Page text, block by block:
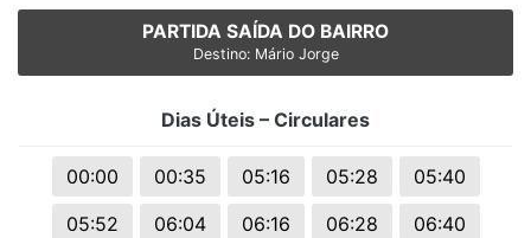
PARTIDA SAÍDA DO BAIRRO
Destino: Mário Jorge
Dias Úteis – Circulares
00:00 00:35 05:16 05:28
05:40
05:52
06:04 06:16 06:28
06:40